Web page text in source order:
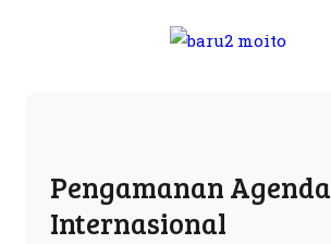
Pengamanan Agenda
Internasional